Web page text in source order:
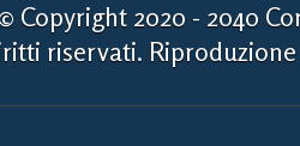
© Copyright 2020 - 2040
riservati.